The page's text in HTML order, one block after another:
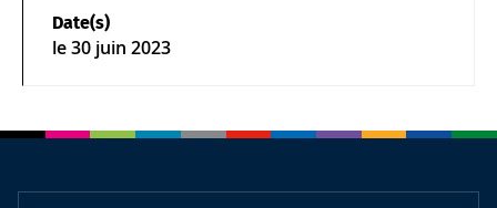
Date(s)
le30 juin 2023